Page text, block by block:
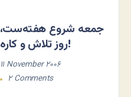
جمعه شروع هفته‌ست،
روز تلاش و کاره!
۱۱ November ۲۰۰۶
۲ Comments